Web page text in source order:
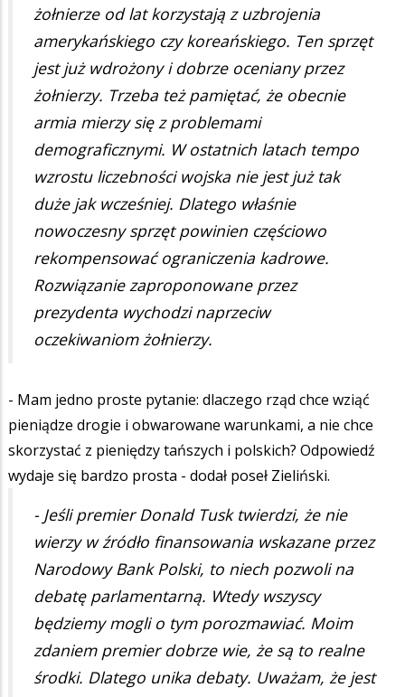
żołnierze od lat korzystają z uzbrojenia
amerykańskiego czy koreańskiego. Ten sprzęt
jest już wdrożony i dobrze oceniany przez
żołnierzy. Trzeba też pamiętać, że obecnie
armia mierzy się z problemami
demograficznymi. W ostatnich latach tempo
wzrostu liczebności wojska nie jest już tak
duże jak wcześniej. Dlatego właśnie
nowoczesny sprzęt powinien częściowo
rekompensować ograniczenia kadrowe.
Rozwiązanie zaproponowane przez
prezydenta wychodzi naprzeciw
oczekiwaniom żołnierzy.
- Mam jedno proste pytanie: dlaczego rząd chce wziąć
pieniądze drogie i obwarowane warunkami, a nie chce
skorzystać z pieniędzy tańszych i polskich? Odpowiedź
wydaje się bardzo prosta - dodał poseł Zieliński.
- Jeśli premier Donald Tusk twierdzi, że nie
wierzy w źródło finansowania wskazane przez
Narodowy Bank Polski, to niech pozwoli na
debatę parlamentarną. Wtedy wszyscy
będziemy mogli o tym porozmawiać. Moim
zdaniem premier dobrze wie, że są to realne
środki. Dlatego unika debaty. Uważam, że jest